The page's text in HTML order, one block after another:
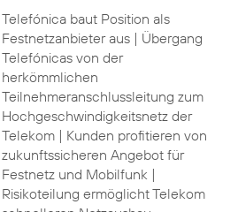
Telefónica baut Position als
Festnetzanbieter aus | Übergang
Telefónicas von der
herkömmlichen
Teilnehmeranschlussleitung zum
Hochgeschwindigkeitsnetz der
Telekom | Kunden profitieren von
zukunftssicheren Angebot für
Festnetz und Mobilfunk |
Risikoteilung ermöglicht Telekom